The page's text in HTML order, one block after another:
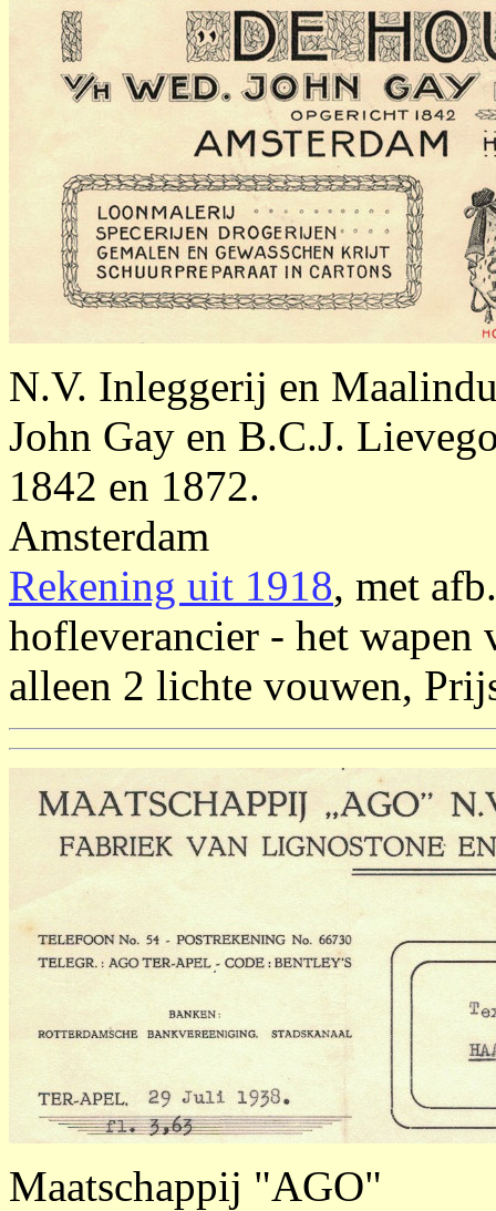
N.V. Inleggerij en
John Gay en B.C.J.
1842 en 1872.
Amsterdam
Rekening uit 1918, met
hofleverancier - het
alleen 2 lichte vouwen,
Maatschappij "AGO"